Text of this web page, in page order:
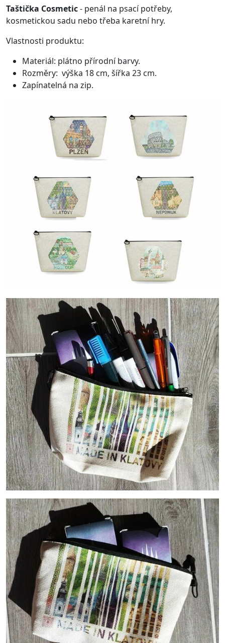
Taštička Cosmetic- penál na psací potřeby,
kosmetickou sadu nebo třeba karetní hry.
Vlastnosti produktu:
Materiál: plátno přírodní barvy.
Rozměry: výška 18 cm, šířka 23 cm.
Zapínatelná na zip.